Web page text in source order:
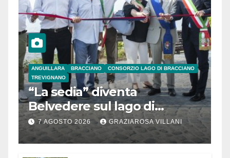
ANGUILLARA BRACCIANO
CONSORZIO LAGO DI BRACCIANO
TREVIGNANO
“La sedia” diventa
Belvedere sul lago di
Bracciano: ieri
l’inaugurazione
7 AGOSTO 2026 GRAZIAROSA VILLANI